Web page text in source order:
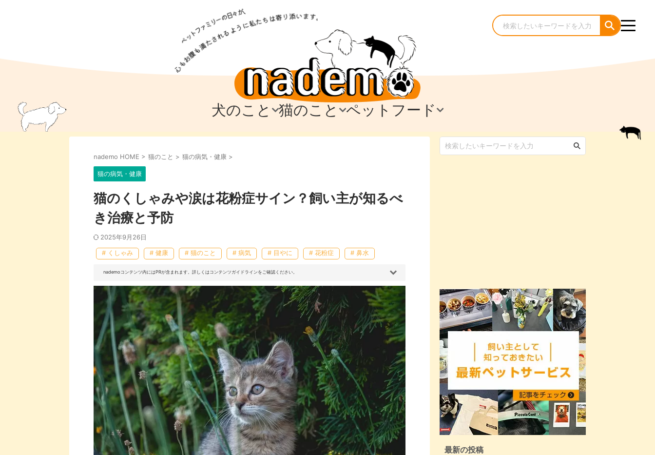
犬のこと
犬のこと
犬のケア・お手入れ
犬のしつけ
犬のアイテム
猫のこと
猫のこと
猫のケア・お手入れ
猫のしつけ
猫のアイテム
ペットフード
ペットフード
nademo HOME > 猫のこと > 猫の病気・健康 >
猫の病気・健康
猫のくしゃみや涙は花粉症サイン？飼い主が知るべ
き治療と予防
2025年9月26日
# くしゃみ # 健康 # 猫のこと # 病気 # 目やに # 花粉症 # 鼻水
nademoコンテンツ内にはPRが含まれます。詳しくはコンテンツガイドラインをご確認ください。
最新の投稿